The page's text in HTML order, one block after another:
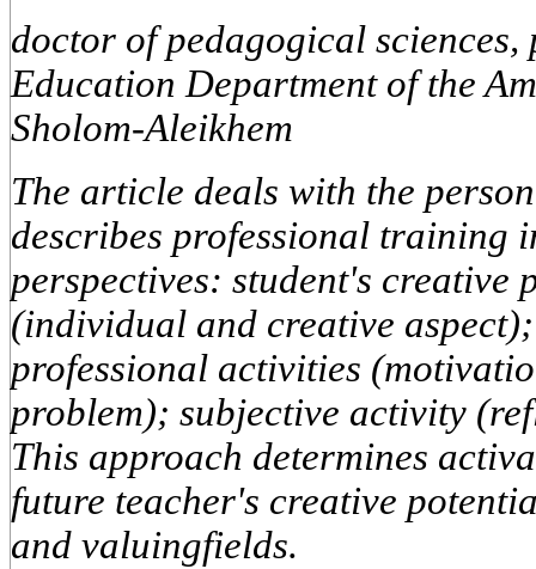
doctor of pedagogical sciences,
Education Department of the
Sholom-Aleikhem
The article deals with the
describes professional training
perspectives: student's creative
(individual and creative
professional activities
problem); subjective activity
This approach determines
future teacher's creative
and valuingfields.